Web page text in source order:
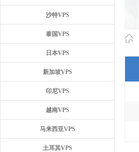
沙特VPS
泰国VPS
日本VPS
新加坡VPS
印尼VPS
越南VPS
马来西亚VPS
土耳其VPS